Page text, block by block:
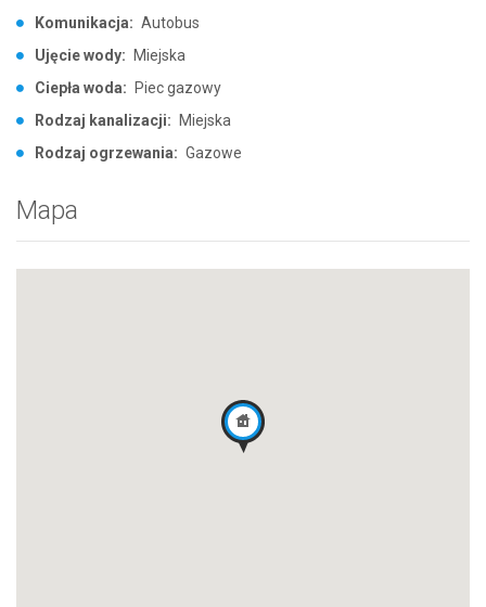
Komunikacja: Autobus
Ujęcie wody: Miejska
Ciepła woda: Piec gazowy
Rodzaj kanalizacji: Miejska
Rodzaj ogrzewania: Gazowe
Mapa